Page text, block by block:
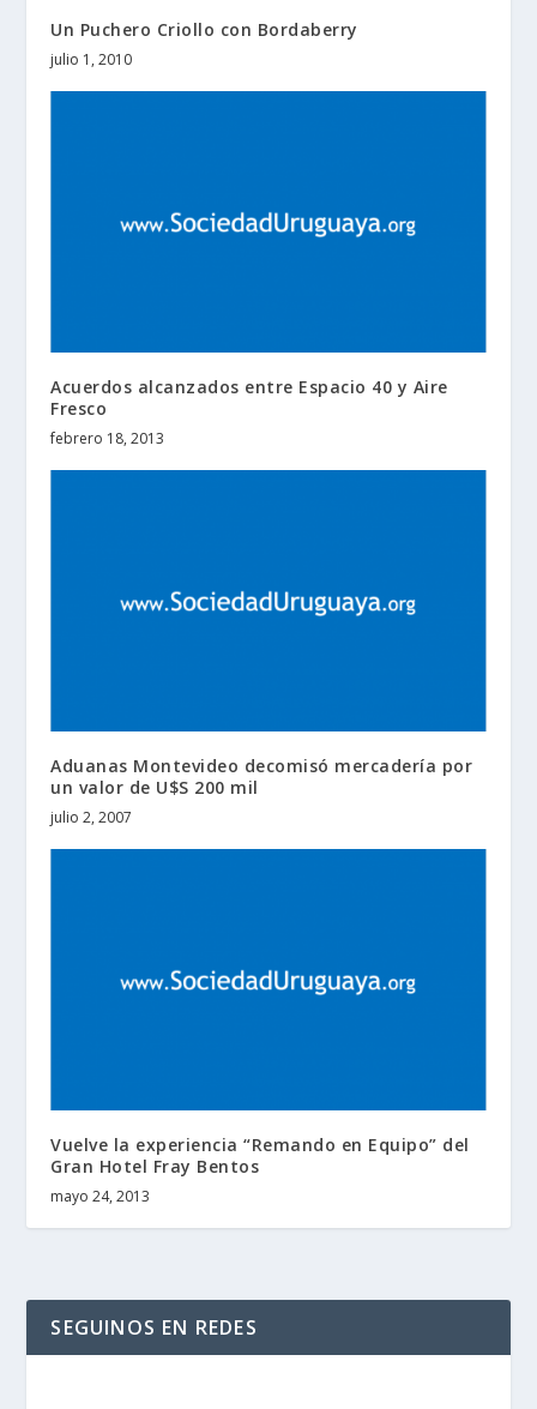
Un Puchero Criollo con Bordaberry
julio 1, 2010
Acuerdos alcanzados entre Espacio 40 y Aire
Fresco
febrero 18, 2013
Aduanas Montevideo decomisó mercadería por
un valor de U$S 200 mil
julio 2, 2007
Vuelve la experiencia “Remando en Equipo” del
Gran Hotel Fray Bentos
mayo 24, 2013
SEGUINOS EN REDES